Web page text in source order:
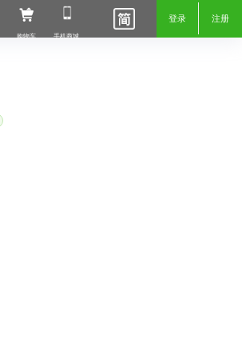
购物车 手机商城
登录 注册